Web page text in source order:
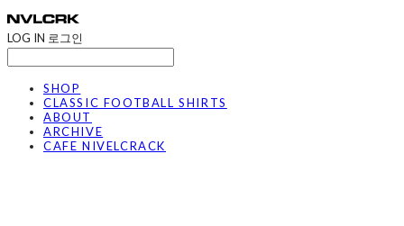
LOG IN 로그인
SHOP
CLASSIC FOOTBALL SHIRTS
ABOUT
ARCHIVE
CAFE NIVELCRACK